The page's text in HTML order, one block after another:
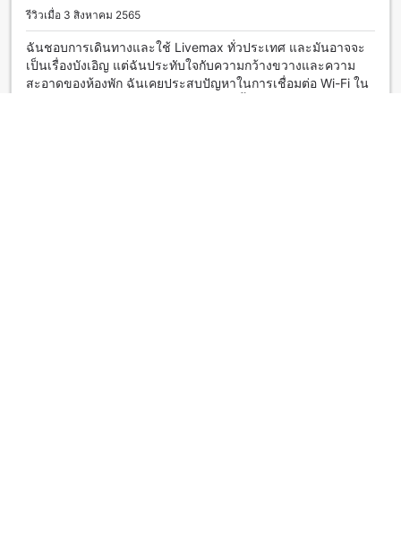
รีวิวเมื่อ 3 สิงหาคม 2565
ฉันชอบการเดินทางและใช้ Livemax ทั่วประเทศ และมันอาจจะ
เป็นเรื่องบังเอิญ แต่ฉันประทับใจกับความกว้างขวางและความ
สะอาดของห้องพัก ฉันเคยประสบปัญหาในการเชื่อมต่อ Wi-Fi ใน